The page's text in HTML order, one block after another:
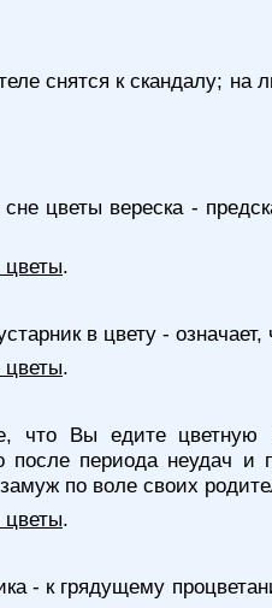
снятся к скандалу; на
цветы вереска -
цветы.
в цвету -
цветы.
что Вы едите цветную
после периода неудач
по воле своих
цветы.
- к грядущему